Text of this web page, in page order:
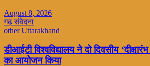
August 8, 2026
गढ़ संवेदना
other Uttarakhand
डीआईटी विश्वविद्यालय ने दो दिवसीय
का आयोजन किया